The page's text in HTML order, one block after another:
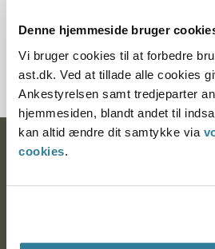
Denne hjemmeside bruger
Vi bruger cookies til at forbedre
ast.dk. Ved at tillade alle cookies
Ankestyrelsen samt tredjeparter
hjemmesiden, blandt andet til
kan altid ændre dit samtykke via
cookies.
Journalnummer
700584-98
Ankestyrelsen
Postadresse:
9000 Aalborg